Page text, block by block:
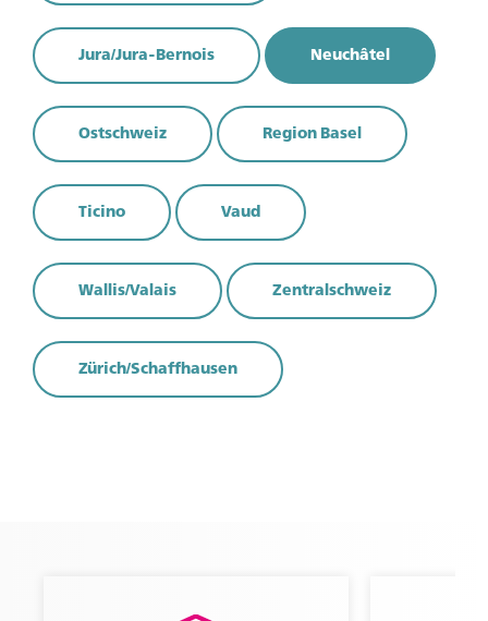
Jura/Jura-Bernois Neuchâtel
Ostschweiz Region Basel
Ticino Vaud
Wallis/Valais Zentralschweiz
Zürich/Schaffhausen
Non siete ancora membri?
Diventate membri per accedere ai contenuti
esclusivi.
Scoprite i vantaggi
Siete già membri?